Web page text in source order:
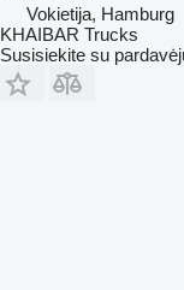
Vokietija, Hamburg
KHAIBAR Trucks
Susisiekite su